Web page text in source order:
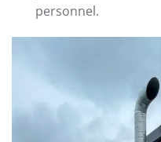
personnel.